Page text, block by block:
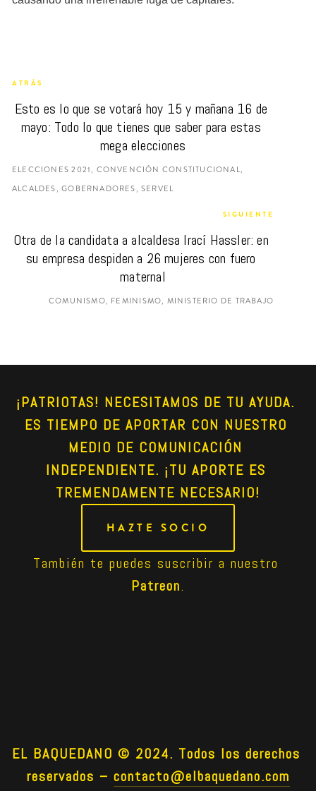
ATRÁS
Esto es lo que se votará hoy 15 y mañana 16 de
mayo: Todo lo que tienes que saber para estas
mega elecciones
ELECCIONES 2021, CONVENCIÓN CONSTITUCIONAL,
ALCALDES, GOBERNADORES, SERVEL
SIGUIENTE
Otra de la candidata a alcaldesa Irací Hassler: en
su empresa despiden a 26 mujeres con fuero
maternal
COMUNISMO, FEMINISMO, MINISTERIO DE TRABAJO
¡PATRIOTAS! NECESITAMOS DE TU AYUDA.
ES TIEMPO DE APORTAR CON NUESTRO
MEDIO DE COMUNICACIÓN
INDEPENDIENTE. ¡TU APORTE ES
TREMENDAMENTE NECESARIO!
HAZTE SOCIO
Patreon.
EL BAQUEDANO © 2024. Todos los derechos
reservados – contacto@elbaquedano.com